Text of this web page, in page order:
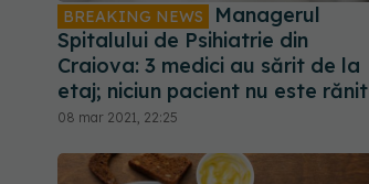
BREAKING NEWS
Managerul
Spitalului de Psihiatrie din
Craiova: 3 medici au sărit de la
etaj; niciun pacient nu este rănit
08 mar 2021, 22:25